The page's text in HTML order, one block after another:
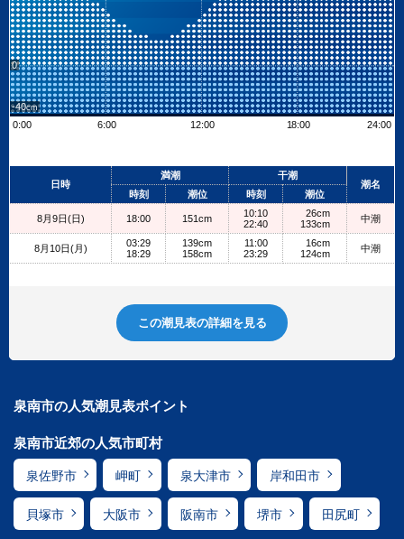
0
-40
0:00
6:00 12:00 18:00 24:00
+
日時
満潮
干潮
潮名
時刻
潮位 時刻 潮位
8月9日(日) 18:00 151cm
10:10
22:40
26cm
133cm
中潮
8月10日(月)
03:29
18:29
139cm
158cm
11:00
23:29
16cm
124cm
中潮
この潮見表の詳細を見る
泉南市の人気潮見表ポイント
泉南市近郊の人気市町村
泉佐野市 岬町 泉大津市 岸和田市
貝塚市 大阪市 阪南市 堺市 田尻町